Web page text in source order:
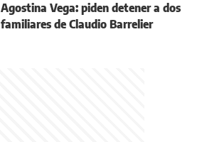
Agostina Vega: piden detener a dos
familiares de Claudio Barrelier